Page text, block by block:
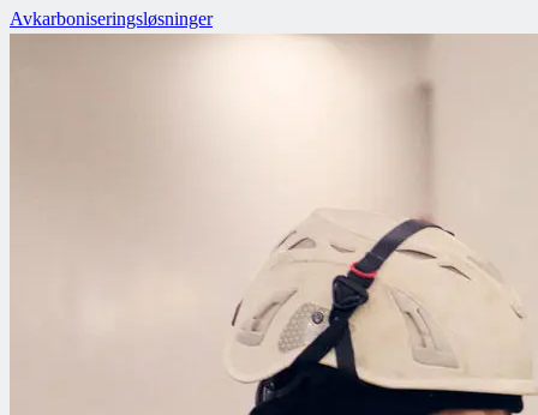
Avkarboniseringsløsninger